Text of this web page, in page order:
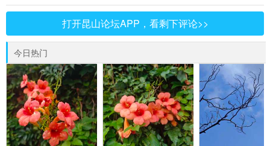
打开昆山论坛APP，看剩下评论>>
今日热门